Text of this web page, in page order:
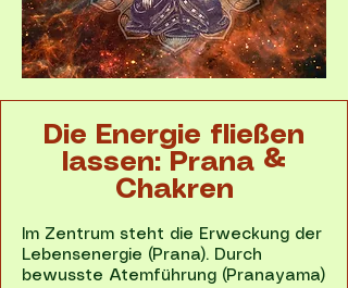
Die Energie fließen
lassen: Prana &
Chakren
Im Zentrum steht die Erweckung der
Lebensenergie (Prana). Durch
bewusste Atemführung (Pranayama)